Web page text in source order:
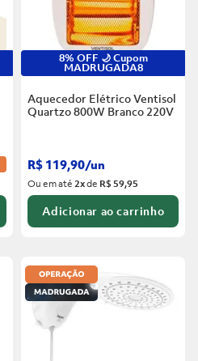
8% OFF 🌙 Cupom
MADRUGADA8
Aquecedor Elétrico Ventisol
Quartzo 800W Branco 220V
R$ 119,90/un
Ou em até2xde R$ 59,95
Adicionar ao carrinho